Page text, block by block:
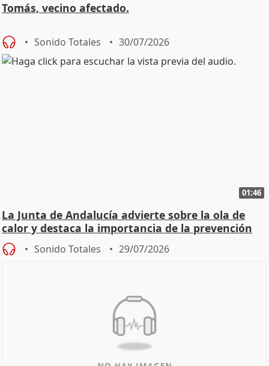
Tomás, vecino afectado.
Sonido Totales 30/07/2026
01:46
La Junta de Andalucía advierte sobre la ola de
calor y destaca la importancia de la prevención
Sonido Totales 29/07/2026